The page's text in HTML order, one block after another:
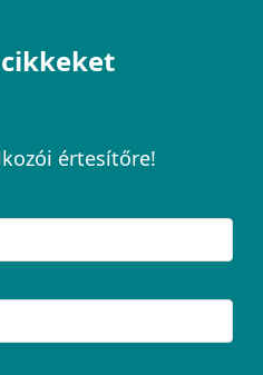
értesítőre!